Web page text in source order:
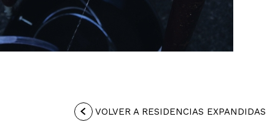
VOLVER A RESIDENCIAS EXPANDIDAS